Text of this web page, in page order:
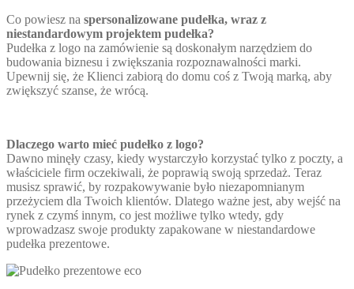
Co powiesz na spersonalizowane pudełka, wraz z
niestandardowym projektem pudełka?
Pudełka z logo na zamówienie są doskonałym narzędziem do
budowania biznesu i zwiększania rozpoznawalności marki.
Upewnij się, że Klienci zabiorą do domu coś z Twoją marką, aby
zwiększyć szanse, że wrócą.
Dlaczego warto mieć pudełko z logo?
Dawno minęły czasy, kiedy wystarczyło korzystać tylko z poczty, a
właściciele firm oczekiwali, że poprawią swoją sprzedaż. Teraz
musisz sprawić, by rozpakowywanie było niezapomnianym
przeżyciem dla Twoich klientów. Dlatego ważne jest, aby wejść na
rynek z czymś innym, co jest możliwe tylko wtedy, gdy
wprowadzasz swoje produkty zapakowane w niestandardowe
pudełka prezentowe.